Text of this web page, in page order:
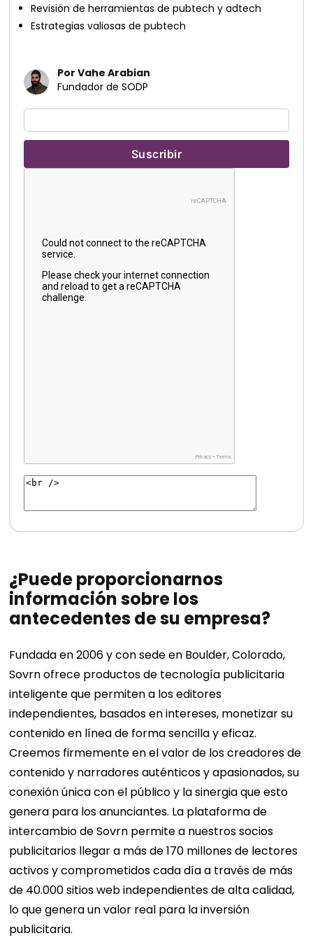
Revisión de herramientas de pubtech y adtech
Estrategias valiosas de pubtech
Por Vahe Arabian
Fundador de SODP
¿Puede proporcionarnos
información sobre los
antecedentes de su empresa?
Fundada en 2006 y con sede en Boulder, Colorado,
Sovrn ofrece productos de tecnología publicitaria
inteligente que permiten a los editores
independientes, basados ​​en intereses, monetizar su
contenido en línea de forma sencilla y eficaz.
Creemos firmemente en el valor de los creadores de
contenido y narradores auténticos y apasionados, su
conexión única con el público y la sinergia que esto
genera para los anunciantes. La plataforma de
intercambio de Sovrn permite a nuestros socios
publicitarios llegar a más de 170 millones de lectores
activos y comprometidos cada día a través de más
de 40.000 sitios web independientes de alta calidad,
lo que genera un valor real para la inversión
publicitaria.